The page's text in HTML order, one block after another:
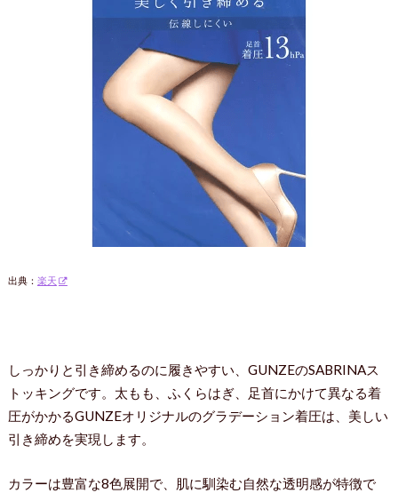
出典： 楽天
しっかりと引き締めるのに履きやすい、GUNZEのSABRINAス
トッキングです。太もも、ふくらはぎ、足首にかけて異なる着
圧がかかるGUNZEオリジナルのグラデーション着圧は、美しい
引き締めを実現します。
カラーは豊富な8色展開で、肌に馴染む自然な透明感が特徴で